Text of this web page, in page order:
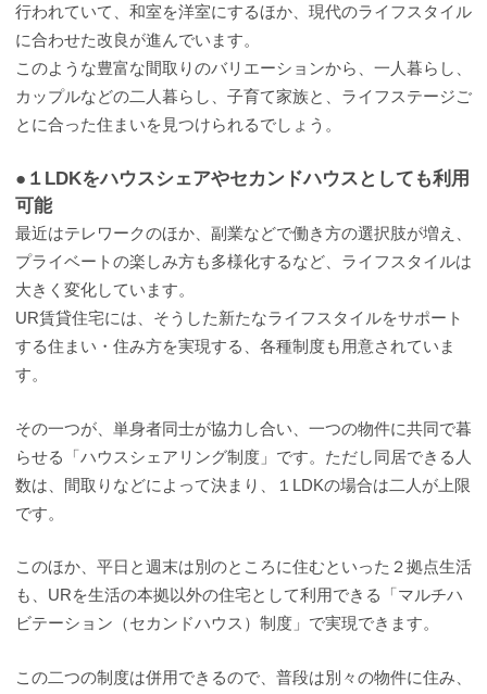
行われていて、和室を洋室にするほか、現代のライフスタイル
に合わせた改良が進んでいます。
このような豊富な間取りのバリエーションから、一人暮らし、
カップルなどの二人暮らし、子育て家族と、ライフステージご
とに合った住まいを見つけられるでしょう。
●１LDKをハウスシェアやセカンドハウスとしても利用
可能
最近はテレワークのほか、副業などで働き方の選択肢が増え、
プライベートの楽しみ方も多様化するなど、ライフスタイルは
大きく変化しています。
UR賃貸住宅には、そうした新たなライフスタイルをサポート
する住まい・住み方を実現する、各種制度も用意されていま
す。
その一つが、単身者同士が協力し合い、一つの物件に共同で暮
らせる「ハウスシェアリング制度」です。ただし同居できる人
数は、間取りなどによって決まり、１LDKの場合は二人が上限
です。
このほか、平日と週末は別のところに住むといった２拠点生活
も、URを生活の本拠以外の住宅として利用できる「マルチハ
ビテーション（セカンドハウス）制度」で実現できます。
この二つの制度は併用できるので、普段は別々の物件に住み、